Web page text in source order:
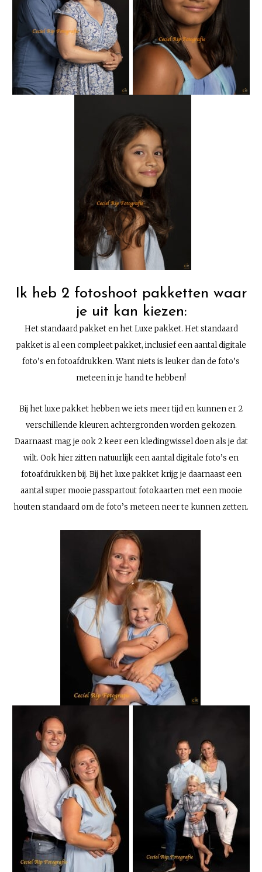
Ik heb 2 fotoshoot pakketten waar
je uit kan kiezen:
Het standaard pakket en het Luxe pakket. Het standaard
pakket is al een compleet pakket, inclusief een aantal digitale
foto’s en fotoafdrukken. Want niets is leuker dan de foto’s
meteen in je hand te hebben!
Bij het luxe pakket hebben we iets meer tijd en kunnen er 2
verschillende kleuren achtergronden worden gekozen.
Daarnaast mag je ook 2 keer een kledingwissel doen als je dat
wilt. Ook hier zitten natuurlijk een aantal digitale foto’s en
fotoafdrukken bij. Bij het luxe pakket krijg je daarnaast een
aantal super mooie passpartout fotokaarten met een mooie
houten standaard om de foto’s meteen neer te kunnen zetten.